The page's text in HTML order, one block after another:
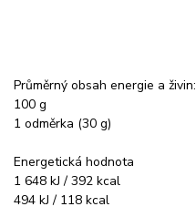
Průměrný obsah energie a živin:
100 g
1 odměrka (30 g)
Energetická hodnota
1 648 kJ / 392 kcal
494 kJ / 118 kcal